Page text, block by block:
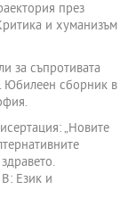
през
и хуманизъм
за съпротивата
Юбилеен сборник в
„Новите
Език и